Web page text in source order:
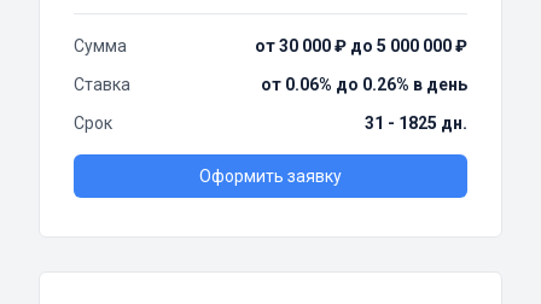
Сумма
от 30 000 ₽ до 5 000 000 ₽
Ставка
от 0.06% до 0.26% в день
Срок
31 - 1825 дн.
Оформить заявку